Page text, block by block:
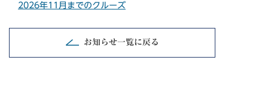
2026年11月までのクルーズ
お知らせ一覧に戻る